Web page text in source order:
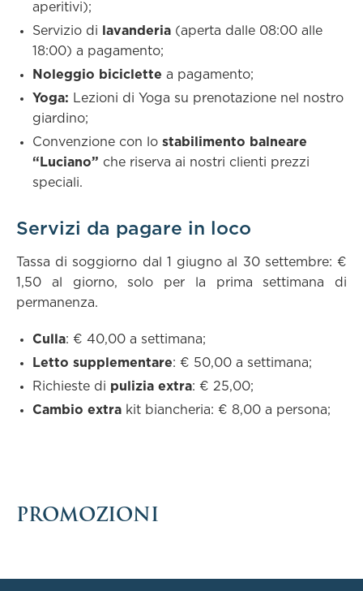
aperitivi);
Servizio di
lavanderia (aperta dalle 08:00 alle
18:00) a pagamento;
Noleggio biciclette a pagamento;
Yoga: Lezioni di Yoga su prenotazione nel nostro
giardino;
Convenzione con lo stabilimento balneare
“Luciano” che riserva ai nostri clienti prezzi
speciali.
Servizi da pagare in loco
Tassa di soggiorno dal 1 giugno al 30 settembre: €
1,50 al giorno, solo per la prima settimana di
permanenza.
Culla: € 40,00 a settimana;
Letto supplementare: € 50,00 a settimana;
Richieste di pulizia extra: € 25,00;
Cambio extra kit biancheria: € 8,00 a persona;
PROMOZIONI